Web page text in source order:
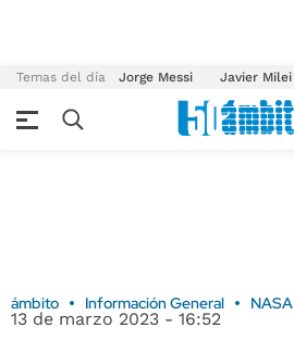
Temas del día Jorge Messi Javier Milei
ámbito Información General NASA
13 de marzo 2023 - 16:52